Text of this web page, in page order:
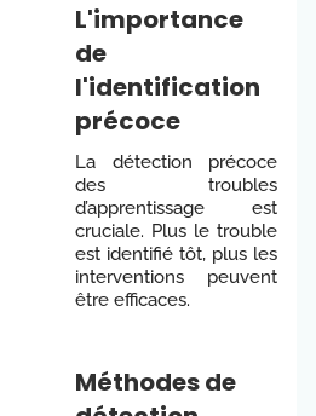
L'importance
de
l'identification
précoce
La détection précoce
des troubles
d’apprentissage est
cruciale. Plus le trouble
est identifié tôt, plus les
interventions peuvent
être efficaces.
Méthodes de